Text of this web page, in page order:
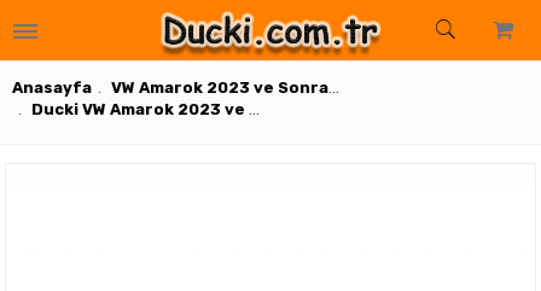
Anasayfa
VW Amarok 2023 ve Sonrası Dış Aksesuarlar
Ducki VW Amarok 2023 ve sonrası 6inc Mat siyah Dodik